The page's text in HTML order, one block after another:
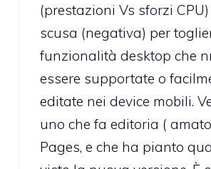
(prestazioni Vs sforzi
scusa (negativa) per
funzionalità desktop che
essere supportate o
editate nei device mobili.
uno che fa editoria (
Pages, e che ha pianto